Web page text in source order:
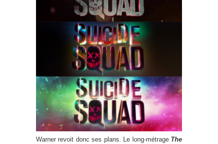
Warner revoit donc ses plans. Le long-métrage The